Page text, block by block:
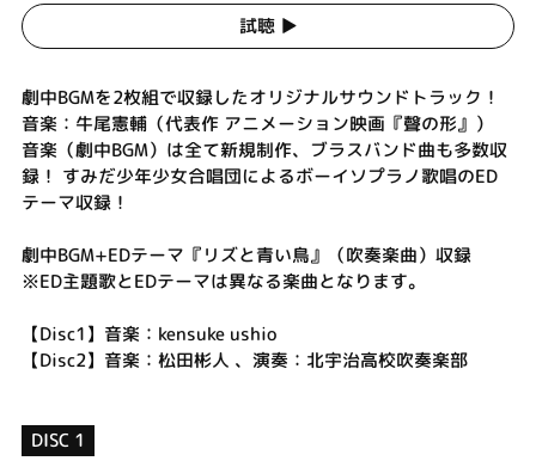
試聴 ▶︎
劇中BGMを2枚組で収録したオリジナルサウンドトラック！
音楽：牛尾憲輔（代表作 アニメーション映画『聲の形』）
音楽（劇中BGM）は全て新規制作、ブラスバンド曲も多数収
録！ すみだ少年少女合唱団によるボーイソプラノ歌唱のED
テーマ収録！
劇中BGM+EDテーマ『リズと青い鳥』（吹奏楽曲）収録
※ED主題歌とEDテーマは異なる楽曲となります。
【Disc1】音楽：kensuke ushio
【Disc2】音楽：松田彬人 、演奏：北宇治高校吹奏楽部
DISC 1